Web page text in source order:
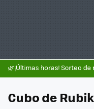
🌿¡Últimas horas! Sorteo
Cubo de Rubik